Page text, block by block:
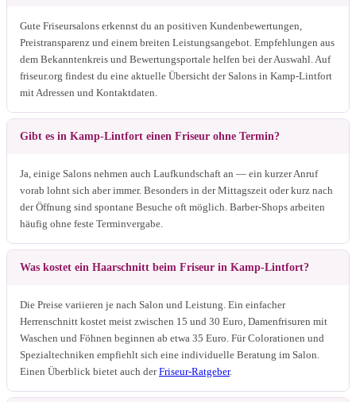
Gute Friseursalons erkennst du an positiven Kundenbewertungen,
Preistransparenz und einem breiten Leistungsangebot. Empfehlungen aus
dem Bekanntenkreis und Bewertungsportale helfen bei der Auswahl. Auf
friseur.org findest du eine aktuelle Übersicht der Salons in Kamp-Lintfort
mit Adressen und Kontaktdaten.
Gibt es in Kamp-Lintfort einen Friseur ohne Termin?
Ja, einige Salons nehmen auch Laufkundschaft an — ein kurzer Anruf
vorab lohnt sich aber immer. Besonders in der Mittagszeit oder kurz nach
der Öffnung sind spontane Besuche oft möglich. Barber-Shops arbeiten
häufig ohne feste Terminvergabe.
Was kostet ein Haarschnitt beim Friseur in Kamp-Lintfort?
Die Preise variieren je nach Salon und Leistung. Ein einfacher
Herrenschnitt kostet meist zwischen 15 und 30 Euro, Damenfrisuren mit
Waschen und Föhnen beginnen ab etwa 35 Euro. Für Colorationen und
Spezialtechniken empfiehlt sich eine individuelle Beratung im Salon.
Einen Überblick bietet auch derFriseur-Ratgeber.